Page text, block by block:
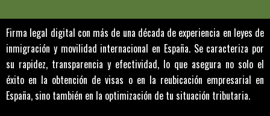
Firma legal digital con más de una década de experiencia en leyes de
inmigración y movilidad internacional en España. Se caracteriza por
su rapidez, transparencia y efectividad, lo que asegura no solo el
éxito en la obtención de visas o en la reubicación empresarial en
España, sino también en la optimización de tu situación tributaria.